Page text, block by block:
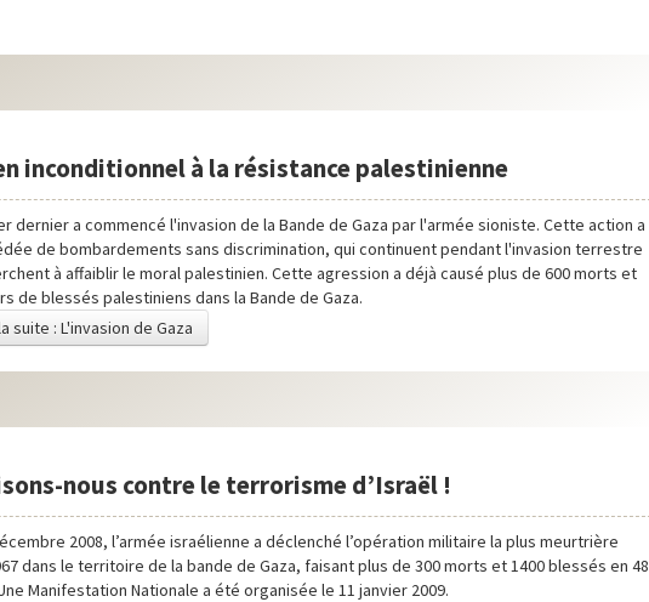
inconditionnel à la résistance palestinienne
dernier a commencé l'invasion de la Bande de Gaza par l'armée sioniste. Cette action a
de bombardements sans discrimination, qui continuent pendant l'invasion terrestre
à affaiblir le moral palestinien. Cette agression a déjà causé plus de 600 morts et
de blessés palestiniens dans la Bande de Gaza.
suite : L'invasion de Gaza
nous contre le terrorisme d’Israël !
2008, l’armée israélienne a déclenché l’opération militaire la plus meurtrière
dans le territoire de la bande de Gaza, faisant plus de 300 morts et 1400 blessés en 48
Manifestation Nationale a été organisée le 11 janvier 2009.